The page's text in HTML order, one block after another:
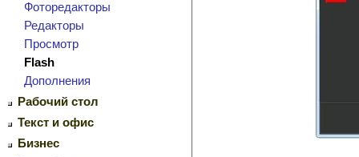
Фоторедакторы
Редакторы
Просмотр
Flash
Дополнения
Рабочий стол
Текст и офис
Бизнес